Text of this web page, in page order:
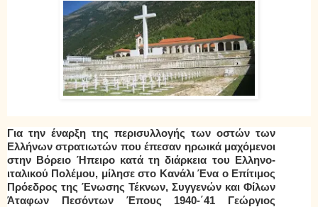
Για την έναρξη της περισυλλογής των οστών των
Ελλήνων στρατιωτών που έπεσαν ηρωικά μαχόμενοι
στην Βόρειο Ήπειρο κατά τη διάρκεια του Ελληνο-
ιταλικού Πολέμου, μίλησε στο Κανάλι Ένα ο Επίτιμος
Πρόεδρος της Ένωσης Τέκνων, Συγγενών και Φίλων
Άταφων Πεσόντων Έπους 1940-΄41 Γεώργιος